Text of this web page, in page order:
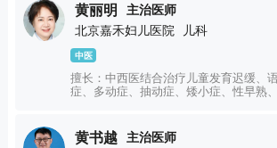
黄丽明
主治医师
北京嘉禾妇儿医院
儿科
中医
擅长：中西医结合治疗儿童发育迟缓、
症、多动症、抽动症、矮小症、性早熟
黄书越
主治医师